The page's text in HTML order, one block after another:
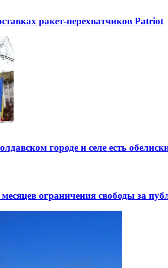
ракет-перехватчиков Patriot
городе и селе есть
ограничения свободы за